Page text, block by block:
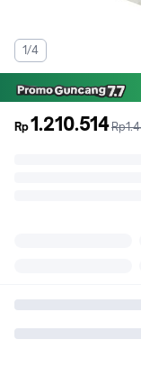
1/4
Rp1.210.514